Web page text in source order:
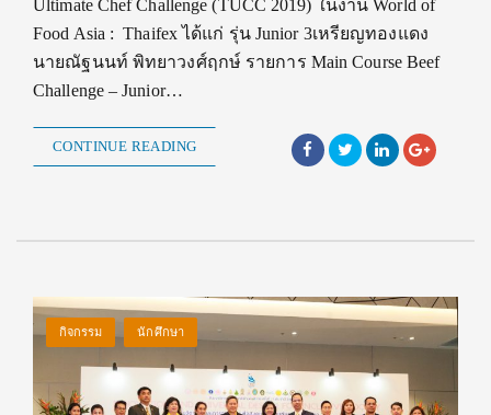
Ultimate Chef Challenge (TUCC 2019) ในงาน World of
Food Asia : Thaifex ได้แก่ รุ่น Junior 3เหรียญทองแดง
นายณัฐนนท์ พิทยาวงศ์ฤกษ์ รายการ Main Course Beef
Challenge – Junior…
CONTINUE READING
กิจกรรม นักศึกษา